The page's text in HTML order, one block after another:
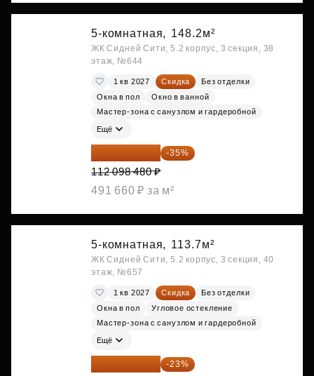
5-комнатная, 148.2м²
ЖК Сидней Сити, 5.2 корпус, 3 секция, 38
этаж, №644
1 кв 2027 Скидка
Без отделки
Окна в пол
Окно в ванной
Мастер-зона с санузлом и гардеробной
Ещё
72 864 012 ₽ -35%
112 098 480 ₽
491 660 ₽ за м²
5-комнатная, 113.7м²
ЖК Сидней Сити, 5.2 корпус, 3 секция, 40
этаж, №657
1 кв 2027 Скидка
Без отделки
Окна в пол
Угловое остекление
Мастер-зона с санузлом и гардеробной
Ещё
75 222 101 ₽ -23%